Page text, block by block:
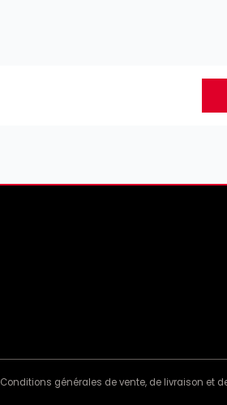
Conditions générales de vente, de livraison et